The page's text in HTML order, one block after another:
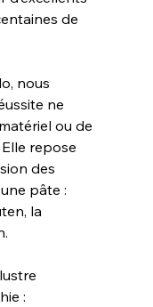
de
nous
ne
ou de
repose
des
pâte :
la
: